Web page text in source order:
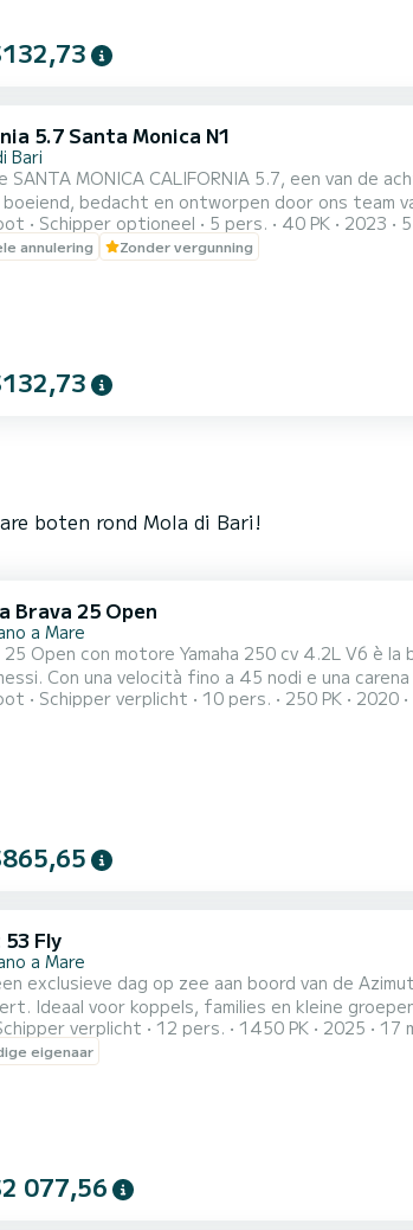
5.7 Santa Monica N1
Bari
MONICA CALIFORNIA 5.7, een van de acht parels
boeiend, bedacht en ontworpen door ons
aan boord. Gemotoriseerd met de nieuwe
een buitenboordmotor die hoge
Schipper optioneel 5 pers. 40 PK 2023
annulering Zonder vergunning
boten rond Mola di Bari!
Brava 25 Open
a Mare
25 Open con motore Yamaha 250 cv 4.2L V6 è
navigazione stabile, sicura e agile, perfetta
mosso. La potenza del motore Yamaha
Schipper verplicht 10 pers. 250 PK 2020
Fly
a Mare
exclusieve dag op zee aan boord van de
Ideaal voor koppels, families en kleine
flybridge is het hart van het schip: een
terwijl je adembenemende uitzichten
verplicht 12 pers. 1450 PK 2025 17
eigenaar
077,56